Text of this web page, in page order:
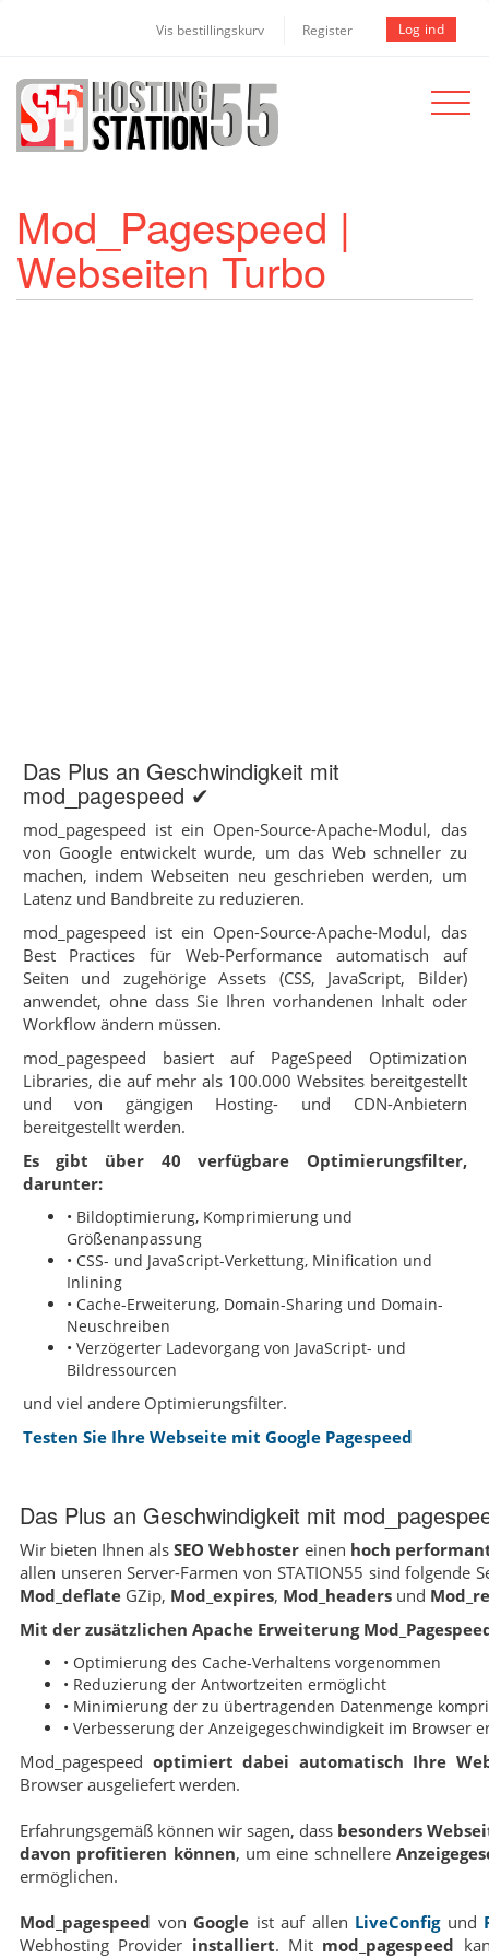
Vis bestillingskurv Register Log ind
Toggle
Mod_Pagespeed |
Webseiten Turbo
Das Plus an Geschwindigkeit mit
mod_pagespeed ✔
mod_pagespeed ist ein Open-Source-Apache-Modul, das
von Google entwickelt wurde, um das Web schneller zu
machen, indem Webseiten neu geschrieben werden, um
Latenz und Bandbreite zu reduzieren.
mod_pagespeed ist ein Open-Source-Apache-Modul, das
Best Practices für Web-Performance automatisch auf
Seiten und zugehörige Assets (CSS, JavaScript, Bilder)
anwendet, ohne dass Sie Ihren vorhandenen Inhalt oder
Workflow ändern müssen.
mod_pagespeed basiert auf PageSpeed Optimization
Libraries, die auf mehr als 100.000 Websites bereitgestellt
und von gängigen Hosting- und CDN-Anbietern
bereitgestellt werden.
Es gibt über 40 verfügbare Optimierungsfilter,
darunter:
• Bildoptimierung, Komprimierung und
Größenanpassung
• CSS- und JavaScript-Verkettung, Minification und
Inlining
• Cache-Erweiterung, Domain-Sharing und Domain-
Neuschreiben
• Verzögerter Ladevorgang von JavaScript- und
Bildressourcen
und viel andere Optimierungsfilter.
Testen Sie Ihre Webseite mit Google Pagespeed
Das Plus an Geschwindigkeit mit
Wir bieten Ihnen alsSEO Webhoster einen hoch
allen unseren Server-Farmen von STATION55 sind folgende
Mod_deflate GZip, Mod_expires, Mod_headers und
Mit der zusätzlichen Apache Erweiterung
• Optimierung des Cache-Verhaltens vorgenommen
• Reduzierung der Antwortzeiten ermöglicht
• Minimierung der zu übertragenden Datenmenge
• Verbesserung der Anzeigegeschwindigkeit im Browser
Mod_pagespeed optimiert dabei automatisch Ihre
Browser ausgeliefert werden.
Erfahrungsgemäß können wir sagen, dass besonders
davon profitieren können, um eine schnellere
ermöglichen.
Mod_pagespeed von Google ist auf allen LiveConfigund
Webhosting Provider installiert. Mit mod_pagespeed